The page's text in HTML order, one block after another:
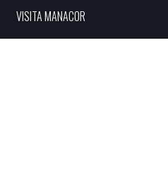
VISITA MANACOR